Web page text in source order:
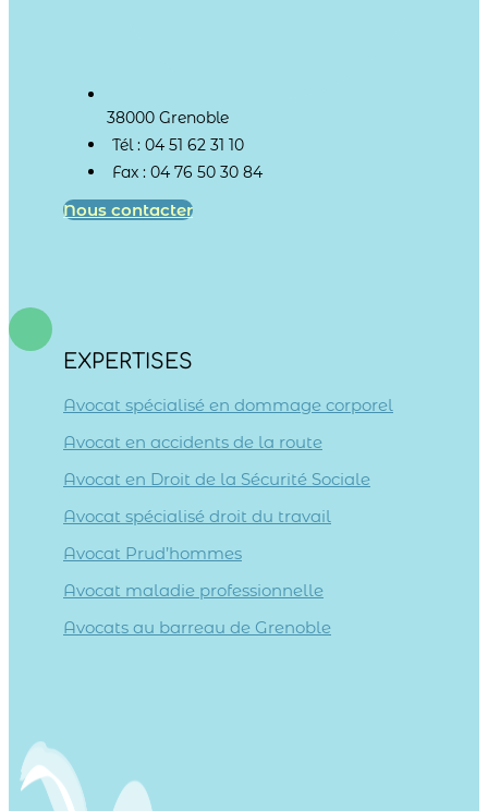
38000 Grenoble
Tél : 04 51 62 31 10
Fax : 04 76 50 30 84
Nous contacter
EXPERTISES
Avocat spécialisé en dommage corporel
Avocat en accidents de la route
Avocat en Droit de la Sécurité Sociale
Avocat spécialisé droit du travail
Avocat Prud’hommes
Avocat maladie professionnelle
Avocats au barreau de Grenoble